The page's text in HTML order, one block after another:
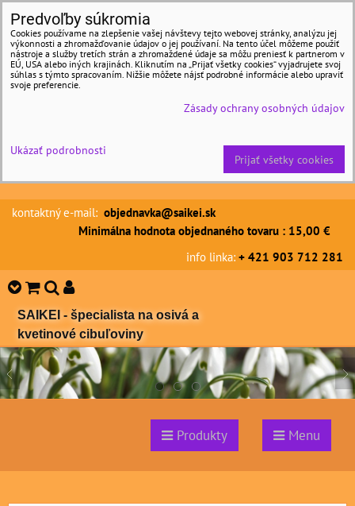
kontaktný e-mail: objednavka@saikei.sk
Minimálna hodnota objednaného tovaru : 15,00 €
info linka: + 421 903 712 281
SAIKEI - špecialista na osivá a
kvetinové cibuľoviny
Produkty Menu
Predvoľby súkromia
Cookies používame na zlepšenie vašej návštevy tejto webovej stránky, analýzu jej
výkonnosti a zhromažďovanie údajov o jej používaní. Na tento účel môžeme použiť
nástroje a služby tretích strán a zhromaždené údaje sa môžu preniesť k partnerom v
EÚ, USA alebo iných krajinách. Kliknutím na „Prijať všetky cookies“ vyjadrujete svoj
súhlas s týmto spracovaním. Nižšie môžete nájsť podrobné informácie alebo upraviť
svoje preferencie.
Zásady ochrany osobných údajov
Ukázať podrobnosti
Prijať všetky cookies